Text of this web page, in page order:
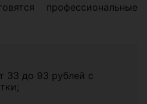
профессиональные
33 до 93 рублей с